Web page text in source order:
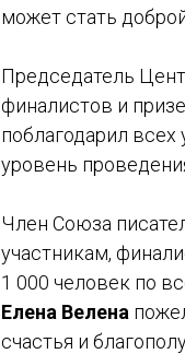
может стать
Председатель
финалистов и
поблагодарил всех
уровень
Член Союза
участникам,
1 000 человек по
Елена Велена
счастья и